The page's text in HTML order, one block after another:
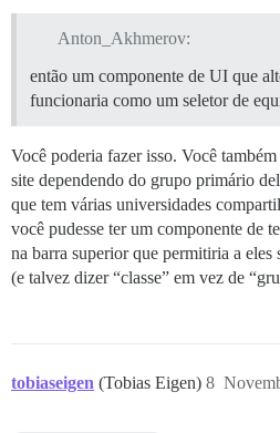
Anton_Akhmerov:
então um componente de UI que
funcionaria como um seletor de
Você poderia fazer isso. Você
site dependendo do grupo primário
que tem várias universidades
você pudesse ter um componente de
na barra superior que permitiria a
(e talvez dizer “classe” em vez de
tobiaseigen (Tobias Eigen) 8